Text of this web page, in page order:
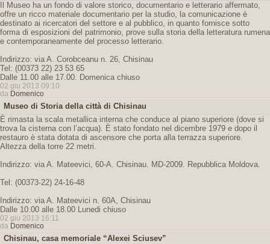
Il Museo ha un fondo di valore storico, documentario e letterario affermato,
offre un ricco materiale documentario per la studio, la comunicazione è
destinato ai ricercatori del settore e al pubblico, in quanto fornisce sotto
forma di esposizioni del patrimonio, prove sulla storia della letteratura rumena
e contemporaneamente del processo letterario.
Indirizzo: via A. Corobceanu n. 26, Chisinau
Tel: (00373 22) 23 53 65
Dalle 11.00 alle 17.00. Domenica chiuso
02 giu 2013 09:10
da Domenico
Museo di Storia della città di Chisinau
È rimasta la scala metallica interna che conduce al piano superiore (dove si
trova la cisterna con l’acqua). È stato fondato nel dicembre 1979 e dopo il
restauro è stata dotata di ascensore che porta alla terrazza superiore.
Altezza della torre 22 metri.
Indirizzo: via A. Mateevici, 60-A. Chisinau. MD-2009. Repubblica Moldova.
Tel: (00373-22) 24-16-48
Indirizzo: via A. Mateevici n. 60A, Chisinau
Dalle 10.00 alle 18.00 Lunedi chiuso
02 giu 2013 16:11
da Domenico
Chisinau, casa memoriale “Alexei Sciusev”